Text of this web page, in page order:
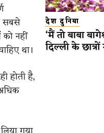
सबसे
नहीं
था।
होती है,
देश दुनिया
‘मैं तो बाबा
दिल्ली के